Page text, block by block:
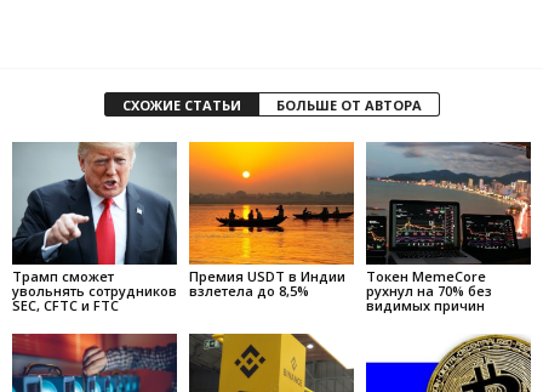
СХОЖИЕ СТАТЬИ БОЛЬШЕ ОТ АВТОРА
Трамп сможет
увольнять сотрудников
SEC, CFTC и FTC
Премия USDT в Индии
взлетела до 8,5%
Токен MemeCore
рухнул на 70% без
видимых причин